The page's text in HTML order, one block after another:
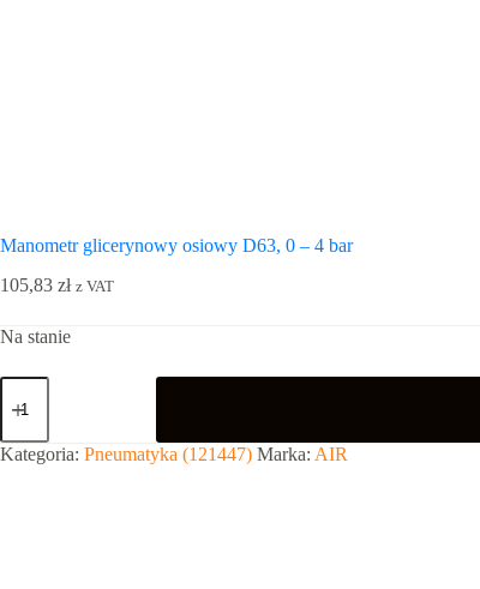
Manometr glicerynowy osiowy D63, 0 – 4 bar
105,83 zł z VAT
Na stanie
ilość
Manometr
osiowy
D63,
Kategoria: Pneumatyka (121447) Marka: AIR